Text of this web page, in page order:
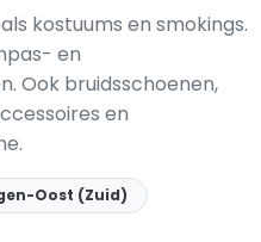
kostuums en smokings.
en
Ook bruidsschoenen,
en
Oost (Zuid)